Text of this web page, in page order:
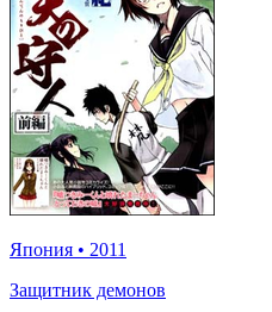
Япония • 2011
Защитник демонов